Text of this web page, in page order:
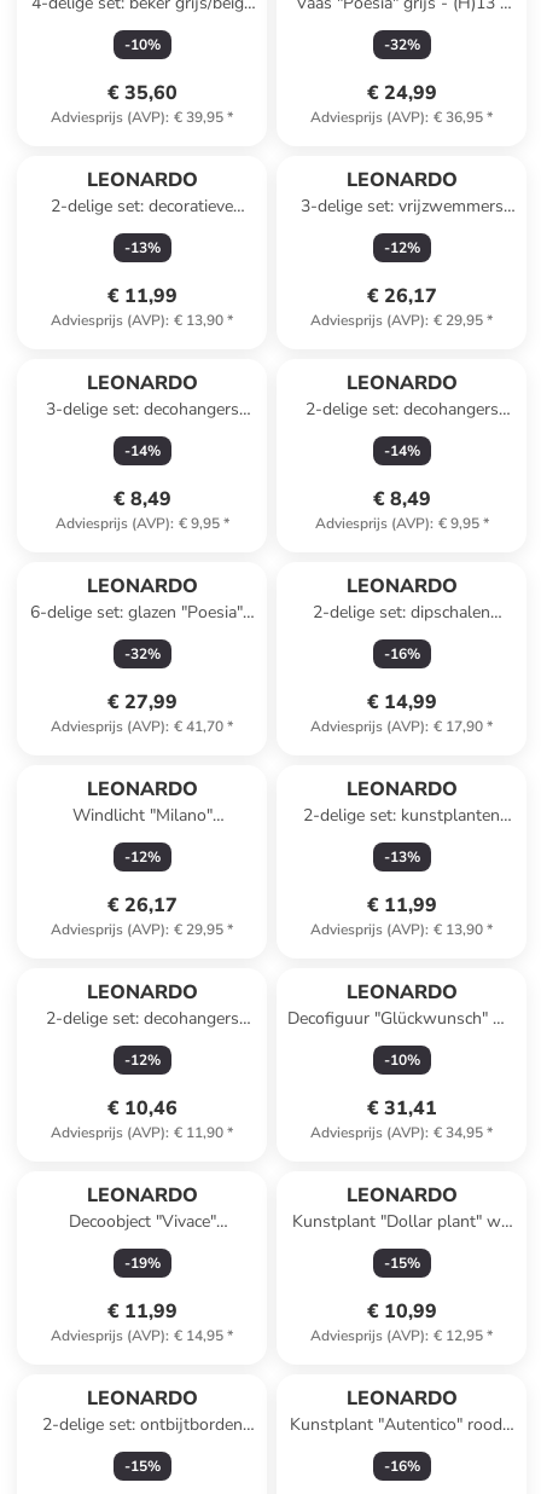
- 330 ml
-10%
€ 35,60
Adviesprijs (AVP): € 39,95*
Ø 15 cm
-32%
€ 24,99
Adviesprijs (AVP): € 36,95*
LEONARDO
2-delige set: decoratieve
figuren "Krabben" rood -
(B)7,5 x (H)3 x (D)6,5 cm
-13%
€ 11,99
Adviesprijs (AVP): € 13,90*
LEONARDO
3-delige set: vrijzwemmers
"Clownvis Dolfijn Vis''
meerkleurig - (L)21 cm
-12%
€ 26,17
Adviesprijs (AVP): € 29,95*
LEONARDO
3-delige set: decohangers
lichtroze/zwart/geel - Ø 8 cm
-14%
€ 8,49
Adviesprijs (AVP): € 9,95*
LEONARDO
2-delige set: decohangers
"Luminosa" paars/grijs - Ø 6
cm
-14%
€ 8,49
Adviesprijs (AVP): € 9,95*
LEONARDO
6-delige set: glazen "Poesia" -
380 ml
-32%
€ 27,99
Adviesprijs (AVP): € 41,70*
LEONARDO
2-delige set: dipschalen
"Matera" blauw - Ø 8 cm
-16%
€ 14,99
Adviesprijs (AVP): € 17,90*
LEONARDO
Windlicht "Milano"
transparant - (H)18 x Ø 15,7
cm
-12%
€ 26,17
Adviesprijs (AVP): € 29,95*
LEONARDO
2-delige set: kunstplanten
"Sea Holly" rood - (L)65 cm
-13%
€ 11,99
Adviesprijs (AVP): € 13,90*
LEONARDO
2-delige set: decohangers
lichtroze/paars - (L)7 cm
-12%
€ 10,46
Adviesprijs (AVP): € 11,90*
LEONARDO
Decofiguur "Glückwunsch" wit
- (B)20 x (H)19 cm
-10%
€ 31,41
Adviesprijs (AVP): € 34,95*
LEONARDO
Decoobject "Vivace"
transparant/lichtroze/paars -
(B)9 x (H)7 x (D)4 cm
-19%
€ 11,99
Adviesprijs (AVP): € 14,95*
LEONARDO
Kunstplant "Dollar plant" wit
- (L)86 cm
-15%
€ 10,99
Adviesprijs (AVP): € 12,95*
LEONARDO
2-delige set: ontbijtborden
"Matera" beige - Ø 23 cm
-15%
LEONARDO
Kunstplant "Autentico" rood -
(L)55 cm
-16%